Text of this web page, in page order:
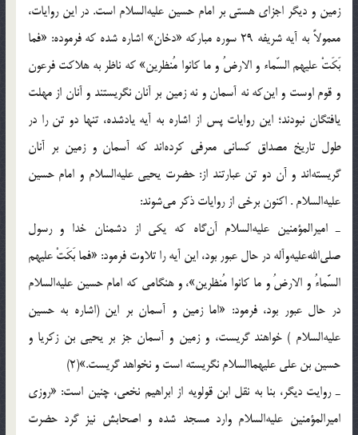
زمین و دیگر اجزای هستی بر امام حسین علیه‌السلام است. در این روایات،
معمولاً به آیه شریفه 29 سوره مبارکه «دخان» اشاره شده که فرموده: «فما
بَکَتْ علیهم السّماء و الارضُ و ما کانوا مُنظرین» که ناظر به هلاکت فرعون
و قوم اوست و این‌که نه آسمان و نه زمین بر آنان نگریستند و آنان از مهلت
یافتگان نبودند؛ این روایات پس از اشاره به آیه یادشده، تنها دو تن را در
طول تاریخ مصداق کسانی معرفی کرده‌اند که آسمان و زمین بر آنان
گریسته‌اند و آن دو تن عبارتند از: حضرت یحیی علیه‌السلام و امام حسین
علیه‌السلام . اکنون برخی از روایات ذکر می‌شوند:
ـ امیرالمؤمنین علیه‌السلام آن‌گاه که یکی از دشمنان خدا و رسول
صلی‌الله‌علیه‌و‌آله در حال عبور بود، این آیه را تلاوت فرمود: «فما بَکَتْ علیهم
السَّماءُ و الارضُ و ما کانوا مُنظرین»، و هنگامی که امام حسین علیه‌السلام
در حال عبور بود، فرمود: «اما زمین و آسمان بر این (اشاره به حسین
علیه‌السلام ) خواهند گریست، و زمین و آسمان جز بر یحیی بن زکریا و
حسین بن علی علیهماالسلام نگریسته است و نخواهد گریست.»(2)
ـ روایت دیگر، بنا به نقل ابن قولویه از ابراهیم نخعی، چنین است: «روزی
امیرالمؤمنین علیه‌السلام وارد مسجد شده و اصحابش نیز گرد حضرت